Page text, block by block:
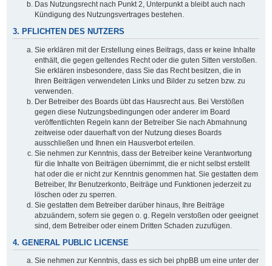
Das Nutzungsrecht nach Punkt 2, Unterpunkt a bleibt auch nach
Kündigung des Nutzungsvertrages bestehen.
3. PFLICHTEN DES NUTZERS
Sie erklären mit der Erstellung eines Beitrags, dass er keine Inhalte
enthält, die gegen geltendes Recht oder die guten Sitten verstoßen.
Sie erklären insbesondere, dass Sie das Recht besitzen, die in
Ihren Beiträgen verwendeten Links und Bilder zu setzen bzw. zu
verwenden.
Der Betreiber des Boards übt das Hausrecht aus. Bei Verstößen
gegen diese Nutzungsbedingungen oder anderer im Board
veröffentlichten Regeln kann der Betreiber Sie nach Abmahnung
zeitweise oder dauerhaft von der Nutzung dieses Boards
ausschließen und Ihnen ein Hausverbot erteilen.
Sie nehmen zur Kenntnis, dass der Betreiber keine Verantwortung
für die Inhalte von Beiträgen übernimmt, die er nicht selbst erstellt
hat oder die er nicht zur Kenntnis genommen hat. Sie gestatten dem
Betreiber, Ihr Benutzerkonto, Beiträge und Funktionen jederzeit zu
löschen oder zu sperren.
Sie gestatten dem Betreiber darüber hinaus, Ihre Beiträge
abzuändern, sofern sie gegen o. g. Regeln verstoßen oder geeignet
sind, dem Betreiber oder einem Dritten Schaden zuzufügen.
4. GENERAL PUBLIC LICENSE
Sie nehmen zur Kenntnis, dass es sich bei phpBB um eine unter der